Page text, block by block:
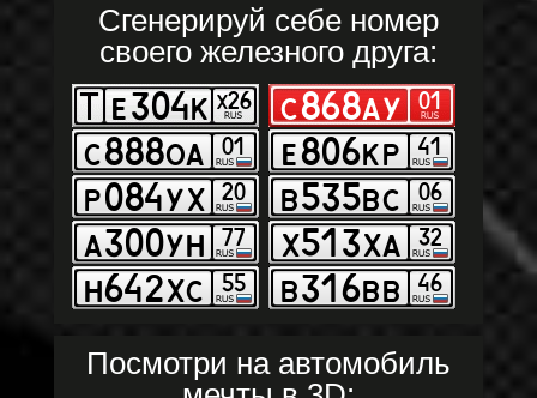
Сгенерируй себе номер
своего железного друга:
Посмотри на автомобиль